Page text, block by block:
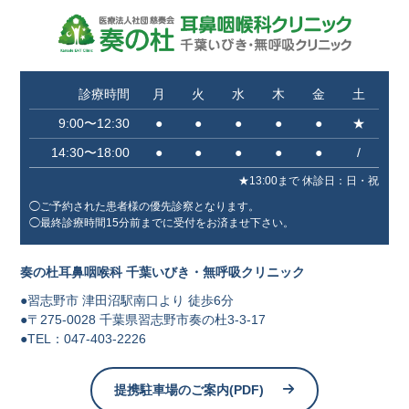
診療時間 月 火 水 木 金
土
9:00〜12:30
● ● ● ● ●
★
14:30〜18:00
● ● ● ● ● /
★13:00まで 休診⽇：⽇・祝
◯ご予約された患者様の優先診察となります。
◯最終診療時間15分前までに受付をお済ませ下さい。
奏の杜耳鼻咽喉科 千葉いびき・無呼吸クリニック
●習志野市 津⽥沼駅南⼝より 徒歩6分
●〒275-0028 千葉県習志野市奏の杜3-3-17
●TEL：047-403-2226
提携駐車場のご案内(PDF)